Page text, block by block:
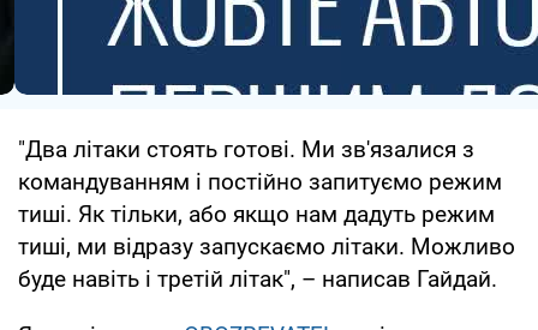
"Два літаки стоять готові. Ми зв'язалися з
командуванням і постійно запитуємо режим
тиші. Як тільки, або якщо нам дадуть режим
тиші, ми відразу запускаємо літаки. Можливо
буде навіть і третій літак", – написав Гайдай.